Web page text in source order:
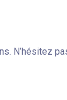
N’hésitez